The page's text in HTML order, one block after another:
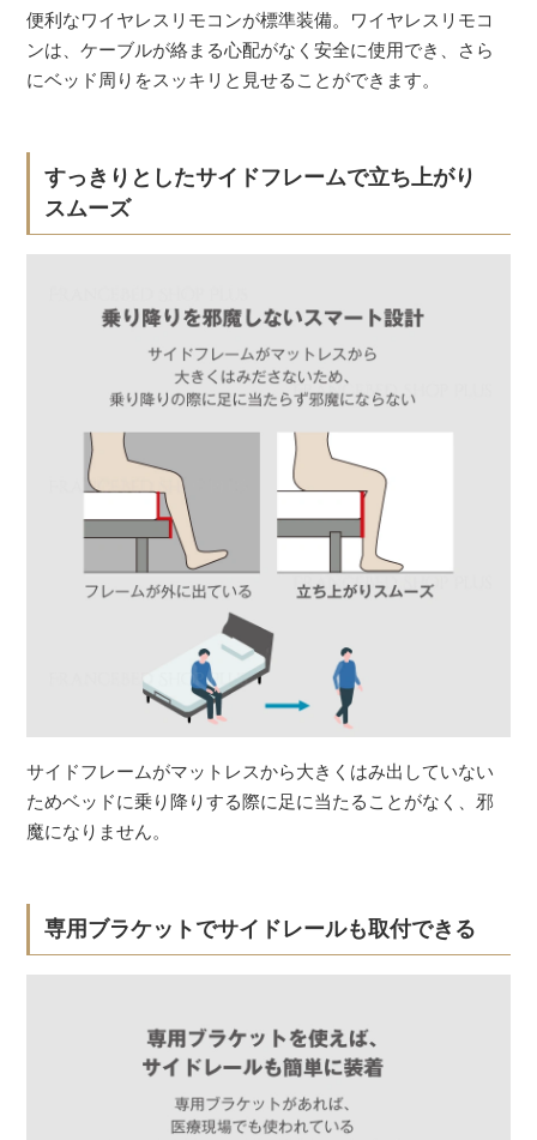
便利なワイヤレスリモコンが標準装備。ワイヤレスリモコ
ンは、ケーブルが絡まる心配がなく安全に使用でき、さら
にベッド周りをスッキリと見せることができます。
すっきりとしたサイドフレームで立ち上がり
スムーズ
サイドフレームがマットレスから大きくはみ出していない
ためベッドに乗り降りする際に足に当たることがなく、邪
魔になりません。
専用ブラケットでサイドレールも取付できる